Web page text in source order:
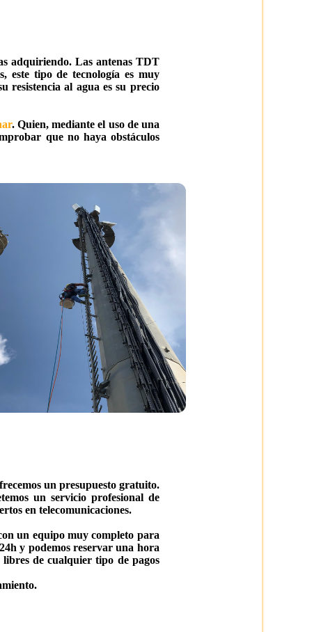
adquiriendo. Las antenas TDT
este tipo de tecnología es muy
resistencia al agua es su precio
. Quien, mediante el uso de una
que no haya obstáculos
un presupuesto gratuito.
un servicio profesional de
en telecomunicaciones.
un equipo muy completo para
y podemos reservar una hora
libres de cualquier tipo de pagos